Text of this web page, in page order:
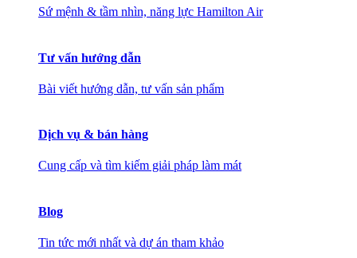
Sứ mệnh & tầm nhìn, năng lực Hamilton Air
Tư vấn hướng dẫn
Bài viết hướng dẫn, tư vấn sản phẩm
Dịch vụ & bán hàng
Cung cấp và tìm kiếm giải pháp làm mát
Blog
Tin tức mới nhất và dự án tham khảo